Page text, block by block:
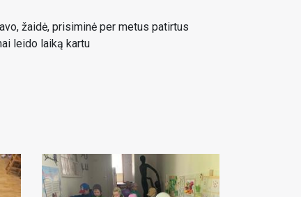
žaidė, prisiminė per metus patirtus
leido laiką kartu